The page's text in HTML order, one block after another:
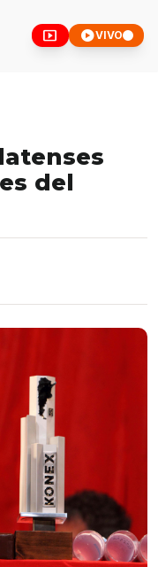
smart_display play_circleVIVO
del